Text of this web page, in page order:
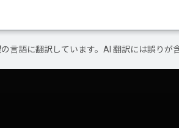
言語に翻訳しています。AI 翻訳には誤りが